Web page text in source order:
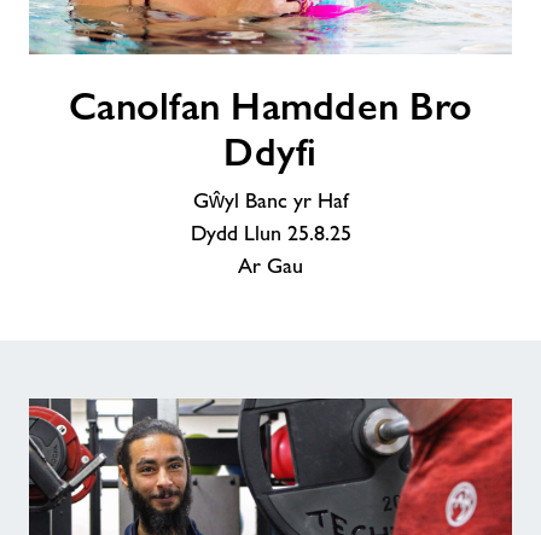
Hamdden
Canolfan Hamdden Bro
Ddyfi
Gŵyl Banc yr Haf
Dydd Llun 25.8.25
Ar Gau